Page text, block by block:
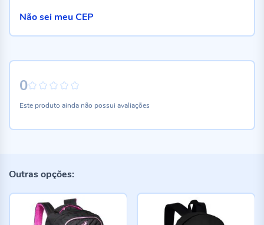
0
Este produto ainda não possui avaliações
Não sei meu CEP
Outras opções: